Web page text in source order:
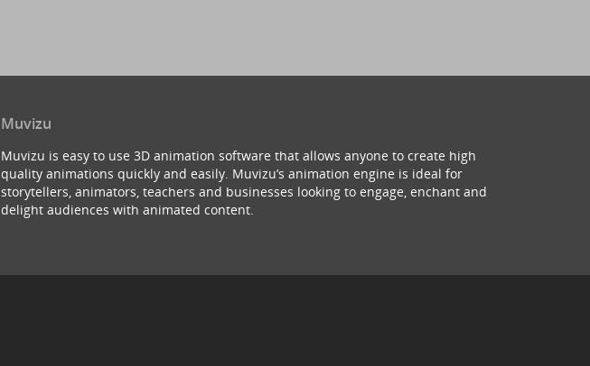
Muvizu
Muvizu is easy to use 3D animation software that allows anyone to create high
quality animations quickly and easily. Muvizu’s animation engine is ideal for
storytellers, animators, teachers and businesses looking to engage, enchant and
delight audiences with animated content.